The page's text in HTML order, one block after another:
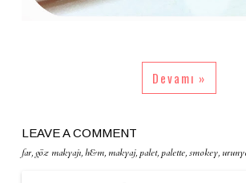
Devamı »
LEAVE A COMMENT
far,göz makyajı,h&m, makyaj, palet, palette,smokey,